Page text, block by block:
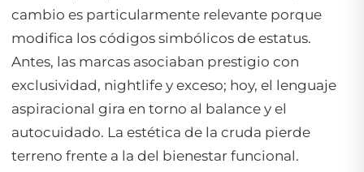
cambio es particularmente relevante porque
modifica los códigos simbólicos de estatus.
Antes, las marcas asociaban prestigio con
exclusividad, nightlife y exceso; hoy, el lenguaje
aspiracional gira en torno al balance y el
autocuidado. La estética de la cruda pierde
terreno frente a la del bienestar funcional.